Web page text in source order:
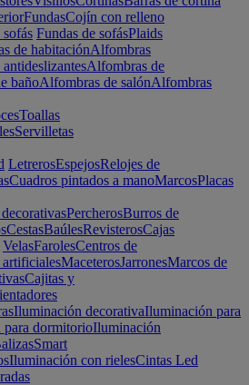
FundasCojín con relleno
Fundas de sofásPlaids
de habitaciónAlfombras
Alfombras de
bañoAlfombras de salónAlfombras
Toallas
Servilletas
LetrerosEspejosRelojes de
Cuadros pintados a manoMarcosPlacas
PercherosBurros de
CestasBaúlesRevisterosCajas
VelasFarolesCentros de
artificialesMaceterosJarronesMarcos de
Cajitas y
Iluminación decorativaIluminación para
dormitorioIluminación
Smart
Iluminación con rielesCintas Led